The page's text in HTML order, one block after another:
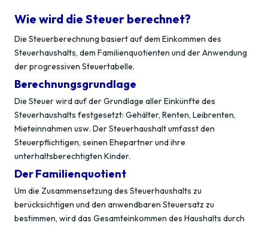
Wie wird die Steuer berechnet?
Die Steuerberechnung basiert auf dem Einkommen des
Steuerhaushalts, dem Familienquotienten und der Anwendung
der progressiven Steuertabelle.
Berechnungsgrundlage
Die Steuer wird auf der Grundlage aller Einkünfte des
Steuerhaushalts festgesetzt: Gehälter, Renten, Leibrenten,
Mieteinnahmen usw. Der Steuerhaushalt umfasst den
Steuerpflichtigen, seinen Ehepartner und ihre
unterhaltsberechtigten Kinder.
Der Familienquotient
Um die Zusammensetzung des Steuerhaushalts zu
berücksichtigen und den anwendbaren Steuersatz zu
bestimmen, wird das Gesamteinkommen des Haushalts durch